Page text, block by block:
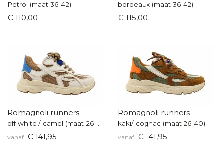
Petrol (maat 36-42)
€ 110,00
bordeaux (maat 36-42)
€ 115,00
Romagnoli runners
off white / camel (maat 26-40)
vanaf € 141,95
Romagnoli runners
kaki/ cognac (maat 26-40)
vanaf € 141,95